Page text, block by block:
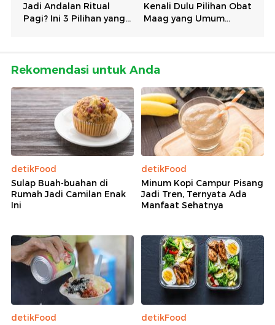
Rekomendasi untuk Anda
detikFood
Sulap Buah-buahan di
Rumah Jadi Camilan Enak
Ini
detikFood
Minum Kopi Campur Pisang
Jadi Tren, Ternyata Ada
Manfaat Sehatnya
detikFood
detikFood